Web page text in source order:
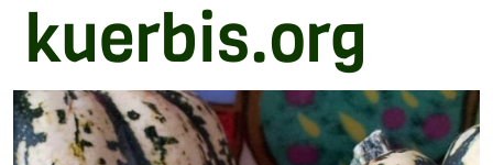
Zum Hauptinhalt springen
kuerbis.org